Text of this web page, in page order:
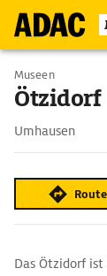
Museen
Ötzidorf
Umhausen
Das Ötzidorf